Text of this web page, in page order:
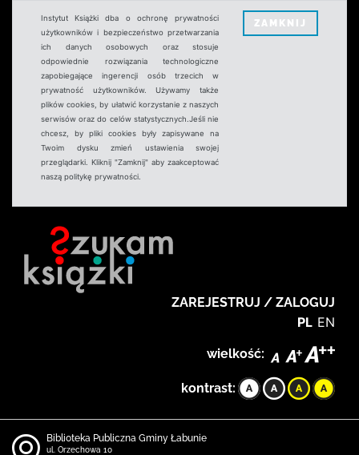
Instytut Książki dba o ochronę prywatności
użytkowników i bezpieczeństwo przetwarzania
ich danych osobowych oraz stosuje
odpowiednie rozwiązania technologiczne
zapobiegające ingerencji osób trzecich w
prywatność użytkowników. Używamy także
plików cookies, by ułatwić korzystanie z naszych
serwisów oraz do celów statystycznych.Jeśli nie
chcesz, by pliki cookies były zapisywane na
Twoim dysku zmień ustawienia swojej
przeglądarki. Kliknij "Zamknij" aby zaakceptować
naszą politykę prywatności.
ZAMKNIJ
ZAREJESTRUJ / ZALOGUJ
PL EN
wielkość:
kontrast:
Biblioteka Publiczna Gminy Łabunie
ul. Orzechowa 10